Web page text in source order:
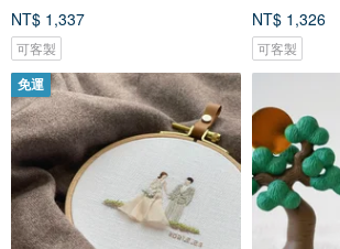
NT$ 1,337
可客製
NT$ 1,326
可客製
免運